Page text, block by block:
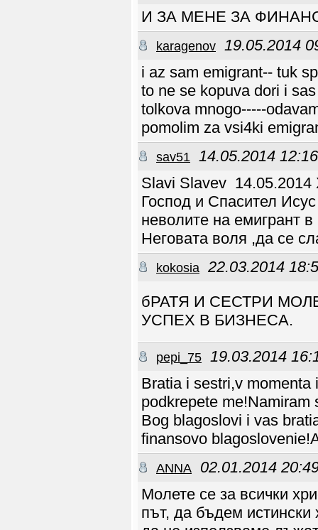
И ЗА МЕНЕ ЗА
karagenov 19.05.2014
i az sam emigrant-- tuk
to ne se kopuva dori i
tolkova mnogo-----
pomolim za vsi4ki
sav51
14.05.2014 12:16
Slavi Slavev
Господ и Спасител
неволите на емигрант
Неговата воля ,да се
kokosia 22.03.2014
бРАТЯ И СЕСТРИ
УСПЕХ В БИЗНЕСА.
pepi_75 19.03.2014
Bratia i sestri,v momenta
podkrepete
Bog blagoslovi i vas
finansovo
ANNA
02.01.2014
Молете се за всички
път, да бъдем